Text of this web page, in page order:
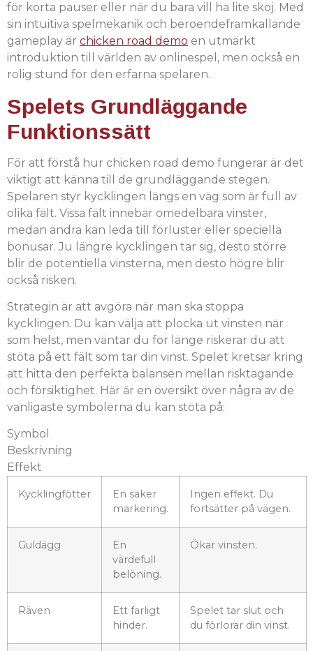
för korta pauser eller när du bara vill ha lite skoj. Med
sin intuitiva spelmekanik och beroendeframkallande
gameplay är chicken road demo en utmärkt
introduktion till världen av onlinespel, men också en
rolig stund för den erfarna spelaren.
Spelets Grundläggande
Funktionssätt
För att förstå hur chicken road demo fungerar är det
viktigt att känna till de grundläggande stegen.
Spelaren styr kycklingen längs en väg som är full av
olika fält. Vissa fält innebär omedelbara vinster,
medan andra kan leda till förluster eller speciella
bonusar. Ju längre kycklingen tar sig, desto större
blir de potentiella vinsterna, men desto högre blir
också risken.
Strategin är att avgöra när man ska stoppa
kycklingen. Du kan välja att plocka ut vinsten när
som helst, men väntar du för länge riskerar du att
stöta på ett fält som tar din vinst. Spelet kretsar kring
att hitta den perfekta balansen mellan risktagande
och försiktighet. Här är en översikt över några av de
vanligaste symbolerna du kan stöta på:
Symbol
Beskrivning
Effekt
Kycklingfötter
En säker
markering.
Ingen effekt. Du
fortsätter på vägen.
Guldägg
En
värdefull
belöning.
Ökar vinsten.
Räven
Ett farligt
hinder.
Spelet tar slut och
du förlorar din vinst.